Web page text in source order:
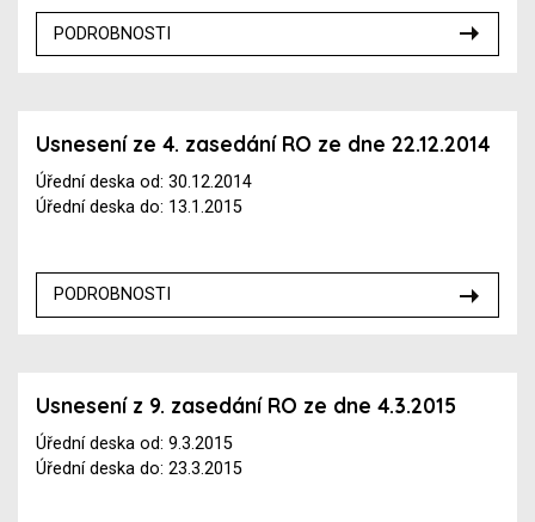
PODROBNOSTI
Usnesení ze 4. zasedání RO ze dne 22.12.2014
Úřední deska od: 30.12.2014
Úřední deska do: 13.1.2015
PODROBNOSTI
Usnesení z 9. zasedání RO ze dne 4.3.2015
Úřední deska od: 9.3.2015
Úřední deska do: 23.3.2015